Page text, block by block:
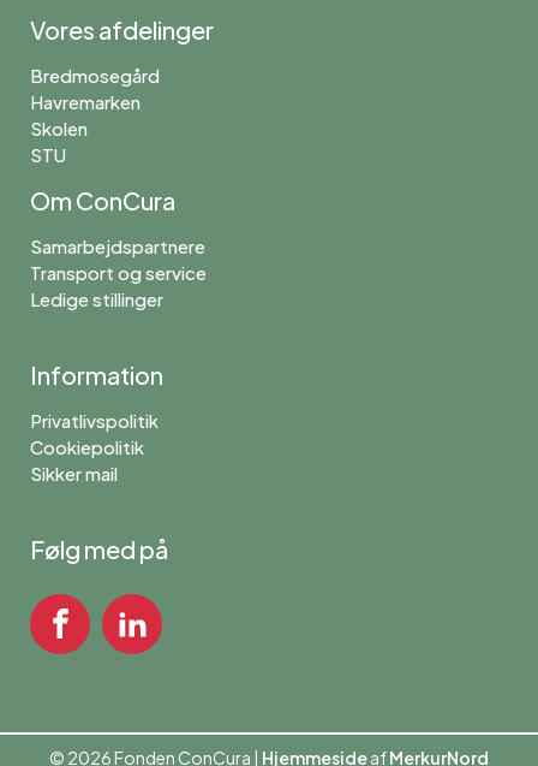
Vores afdelinger
Bredmosegård
Havremarken
Skolen
STU
Om ConCura
Samarbejdspartnere
Transport og service
Ledige stillinger
Information
Privatlivspolitik
Cookiepolitik
Sikker mail
Følg med på
© 2026 Fonden ConCura | HjemmesideafMerkurNord